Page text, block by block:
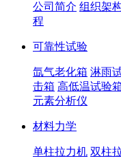
公司简介 组织架
程
可靠性试验
氙气老化箱 淋雨
击箱 高低温试验
元素分析仪
材料力学
单柱拉力机 双柱